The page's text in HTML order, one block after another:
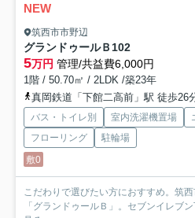
NEW
筑西市市野辺
グランドゥールＢ 102
5万円 管理/共益費6,000円
1階 / 50.70㎡ / 2LDK /築23年
真岡鉄道「下館二高前」駅 徒歩26
バス・トイレ別 室内洗濯機置場
フローリング
駐輪場
敷0
こだわりで選びたい方におすすめ。筑
「グランドゥールＢ」。セブンイレブ